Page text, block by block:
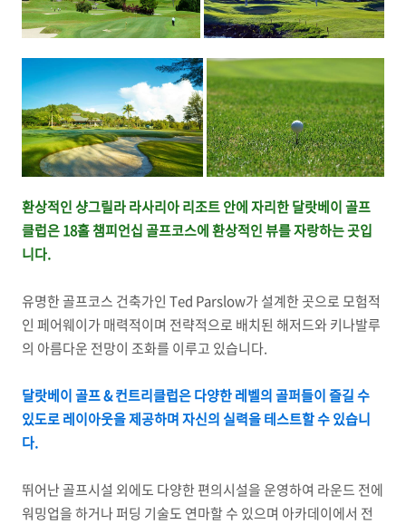
환상적인 샹그릴라 라사리아 리조트 안에 자리한 달랏베이 골프
클럽은 18홀 챔피언십 골프코스에 환상적인 뷰를 자랑하는 곳입
니다.
유명한 골프코스 건축가인 Ted Parslow가 설계한 곳으로 모험적
인 페어웨이가 매력적이며 전략적으로 배치된 해저드와 키나발루
의 아름다운 전망이 조화를 이루고 있습니다.
달랏베이 골프 & 컨트리클럽은 다양한 레벨의 골퍼들이 즐길 수
있도로 레이아웃을 제공하며 자신의 실력을 테스트할 수 있습니
다.
뛰어난 골프시설 외에도 다양한 편의시설을 운영하여 라운드 전에
워밍업을 하거나 퍼딩 기술도 연마할 수 있으며 아카데이에서 전